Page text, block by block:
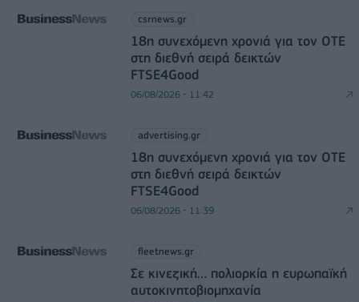
csrnews.gr
18η συνεχόμενη χρονιά για τον ΟΤΕ
στη διεθνή σειρά δεικτών
FTSE4Good
06/08/2026 - 11:42
advertising.gr
18η συνεχόμενη χρονιά για τον ΟΤΕ
στη διεθνή σειρά δεικτών
FTSE4Good
06/08/2026 - 11:39
fleetnews.gr
Σε κινεζική… πολιορκία η ευρωπαϊκή
αυτοκινητοβιομηχανία